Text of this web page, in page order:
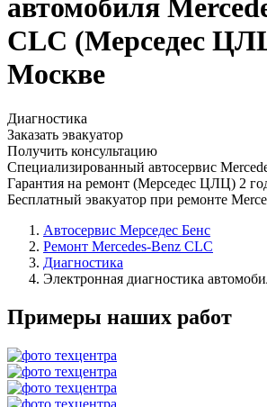
автомобиля
CLC (Мерседес
Москве
Диагностика
Заказать эвакуатор
Получить консультацию
Специализированный автосервис
Гарантия на ремонт (Мерседес ЦЛЦ) 2
Бесплатный эвакуатор при ремонте
Автосервис Мерседес Бенс
Ремонт Mercedes-Benz CLC
Диагностика
Электронная диагностика
Примеры наших работ